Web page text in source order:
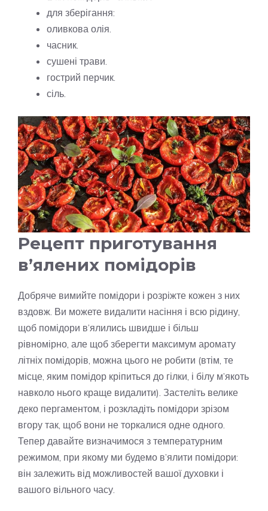
для зберігання:
оливкова олія.
часник.
сушені трави.
гострий перчик.
сіль.
Рецепт приготування
в’ялених помідорів
Добряче вимийте помідори і розріжте кожен з них
вздовж. Ви можете видалити насіння і всю рідину,
щоб помідори в’ялились швидше і більш
рівномірно, але щоб зберегти максимум аромату
літніх помідорів, можна цього не робити (втім, те
місце, яким помідор кріпиться до гілки, і білу м’якоть
навколо нього краще видалити). Застеліть велике
деко пергаментом, і розкладіть помідори зрізом
вгору так, щоб вони не торкалися одне одного.
Тепер давайте визначимося з температурним
режимом, при якому ми будемо в’ялити помідори:
він залежить від можливостей вашої духовки і
вашого вільного часу.